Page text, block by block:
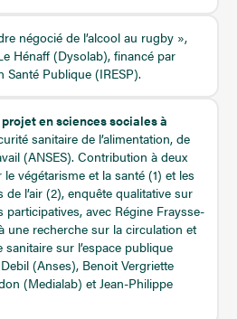
négocié de l’alcool au rugby »,
Hénaff (Dysolab), financé par
Santé Publique (IRESP).
en sciences sociales à
sanitaire de l’alimentation, de
(ANSES). Contribution à deux
végétarisme et la santé (1) et les
l’air (2), enquête qualitative sur
participatives, avec Régine Fraysse-
une recherche sur la circulation et
sanitaire sur l’espace publique
(Anses), Benoit Vergriette
(Medialab) et Jean-Philippe